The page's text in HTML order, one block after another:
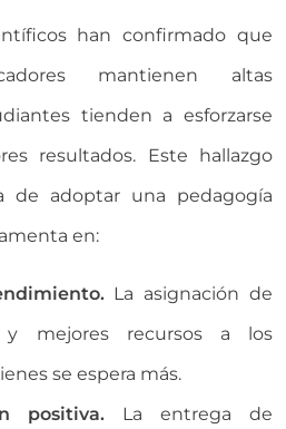
han confirmado que
mantienen altas
tienden a esforzarse
resultados. Este hallazgo
de adoptar una pedagogía
en:
La asignación de
y mejores recursos a los
se espera más.
positiva. La entrega de